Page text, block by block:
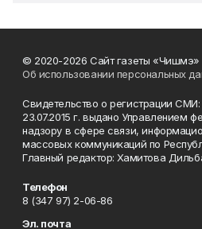
© 2020-2026 Сайт газеты «Чишмэ»
Об использовании персональных
Свидетельство о регистрации
23.07.2015 г. выдано Управлением
надзору в сфере связи,
массовых коммуникаций по
Главный редактор: Хамитова
Телефон
8 (347 97) 2-06-86
Эл. почта